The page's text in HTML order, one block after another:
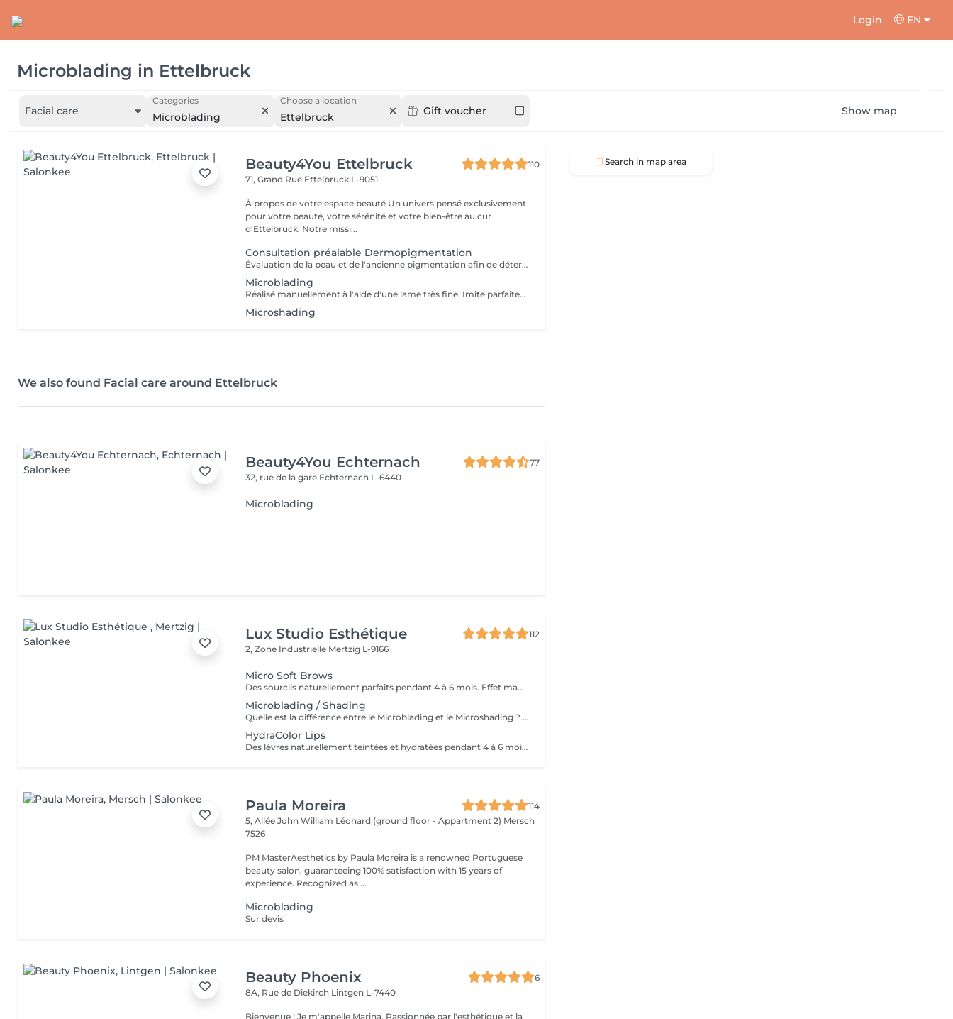
Login EN
Microblading in Ettelbruck
Facial care
Categories
Microblading
Choose a location
Ettelbruck Gift voucher Show map
Beauty4You Ettelbruck
110
71, Grand Rue Ettelbruck L-9051
À propos de votre espace beauté Un univers pensé exclusivement
pour votre beauté, votre sérénité et votre bien-être au cur
d'Ettelbruck. Notre missi...
Consultation préalable Dermopigmentation
Évaluation de la peau et de l'ancienne pigmentation afin de déterminer la faisabilité de la Dermopigmentation. Si nécessaire, un détatouage ou un éclaircissement de la pigmentation existante pourra être recommandé avant la procédure.
Microblading
Réalisé manuellement à l'aide d'une lame très fine. Imite parfaitement les poils naturels pour un résultat hyper-naturel et structuré.
Microshading
We also found Facial care around Ettelbruck
Beauty4You Echternach
77
32, rue de la gare Echternach L-6440
Microblading
Lux Studio Esthétique
112
2, Zone Industrielle Mertzig L-9166
Micro Soft Brows
Des sourcils naturellement parfaits pendant 4 à 6 mois. Effet maquillé léger et élégant, sans engagement lourd. Idéal pour sublimer le regard en toute simplicité.
Microblading / Shading
Quelle est la différence entre le Microblading et le Microshading ? Le Microblading est une technique manuelle de maquillage semi-permanent qui imite parfaitement des poils fins et naturels. Idéal pour combler des zones clairsemées ou redessiner la ligne des sourcils tout en conservant un aspect très naturel. Effet « poil à poil ». Le Microshading, en revanche, utilise une technique de pigmentation par pointillé, similaire à un effet d'ombre ou de dégradé maquillé. Il donne un aspect plus doux, poudré et sophistiqué, idéal pour celles qui aiment un effet maquillage subtil mais structuré. Effet « ombré » ou « poudré ». Quelle technique choisir ? Microblading : pour un effet naturel, sourcils peu fournis ou très fins. Microshading : pour un look maquillé, des sourcils plus nets et définis. Technique mixte (combinée) : les deux techniques sont parfois associées pour un résultat sur mesure, avec poils à l'avant et ombrage à la queue du sourcil. Une consultation personnalisée est toujours recommandée pour déterminer la technique la plus adaptée à votre peau, à vos attentes et à votre style. Souhaitez-vous aussi que eu traduza em português ou adaptar para o público do Lux Studio?
HydraColor Lips
Des lèvres naturellement teintées et hydratées pendant 4 à 6 mois. Effet frais, léger et élégant, sans engagement lourd. Idéal pour un résultat naturel au quotidien.
Paula Moreira
114
5, Allée John William Léonard (ground floor - Appartment 2) Mersch
7526
PM MasterAesthetics by Paula Moreira is a renowned Portuguese
beauty salon, guaranteeing 100% satisfaction with 15 years of
experience. Recognized as ...
Microblading
Sur devis
Beauty Phoenix
6
8A, Rue de Diekirch Lintgen L-7440
Bienvenue ! Je m'appelle Marina. Passionnée par l'esthétique et la
Search in map area